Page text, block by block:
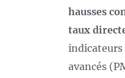
hausses
taux
indicateurs
avancés